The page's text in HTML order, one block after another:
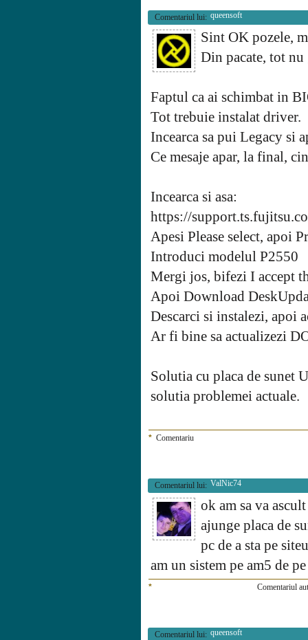
Comentariul lui: queensoft
Sint OK pozele,
Din pacate, tot
Faptul ca ai schimbat in
Tot trebuie instalat driver.
Incearca sa pui Legacy si
Ce mesaje apar, la final,
Incearca si asa:
https://
Apesi Please select, apoi
Introduci modelul P2550
Mergi jos, bifezi I accept
Apoi Download
Descarci si instalezi, apoi
Ar fi bine sa actualizezi
Solutia cu placa de sunet
solutia problemei actuale.
* Comentariu
Comentariul lui: ValNic74
ok am sa va
ajunge placa de
pc de a sta pe
am un sistem pe am5 de
* Comentariul
Comentariul lui: queensoft